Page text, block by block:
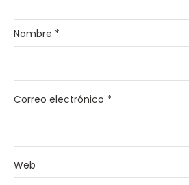
Nombre *
Correo electrónico *
Web